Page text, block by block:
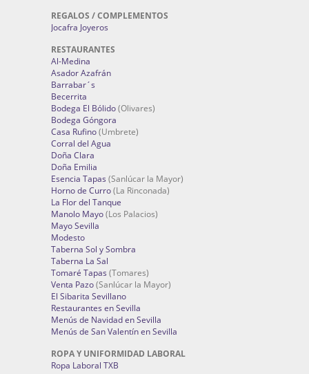
REGALOS / COMPLEMENTOS
Jocafra Joyeros
RESTAURANTES
Al-Medina
Asador Azafrán
Barrabar´s
Becerrita
Bodega El Bólido(Olivares)
Bodega Góngora
Casa Rufino(Umbrete)
Corral del Agua
Doña Clara
Doña Emilia
Esencia Tapas (Sanlúcar la Mayor)
Horno de Curro(La Rinconada)
La Flor del Tanque
Manolo Mayo(Los Palacios)
Mayo Sevilla
Modesto
Taberna Sol y Sombra
Taberna La Sal
Tomaré Tapas (Tomares)
Venta Pazo(Sanlúcar la Mayor)
El Sibarita Sevillano
Restaurantes en Sevilla
Menús de Navidad en Sevilla
Menús de San Valentín en Sevilla
ROPA Y UNIFORMIDAD LABORAL
Ropa Laboral TXB